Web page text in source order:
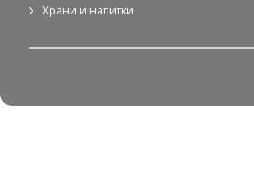
Храни и напитки